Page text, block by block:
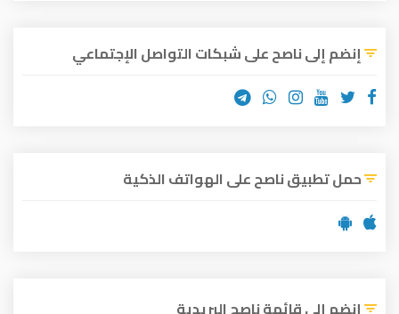
إنضم إلى ناصح على شبكات التواصل الإجتماعي
حمل تطبيق ناصح على الهواتف الذكية
إنضم إلى قائمة ناصح البريدية